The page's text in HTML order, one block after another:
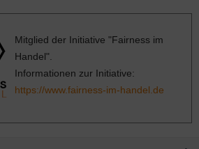
Mitglied der Initiative "Fairness im
Handel".
Informationen zur Initiative:
https://www.fairness-im-handel.de